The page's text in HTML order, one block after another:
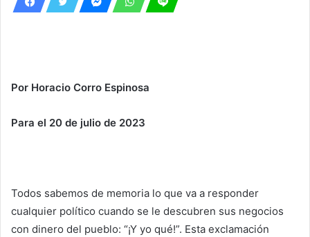
Por Horacio Corro Espinosa
Para el 20 de julio de 2023
Todos sabemos de memoria lo que va a responder
cualquier político cuando se le descubren sus negocios
con dinero del pueblo: “¡Y yo qué!”. Esta exclamación